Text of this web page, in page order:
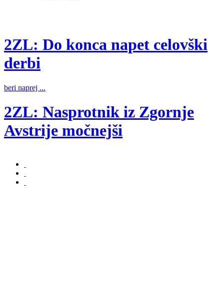
2ZL: Do konca napet celovški
derbi
beri naprej ...
2ZL: Nasprotnik iz Zgornje
Avstrije močnejši